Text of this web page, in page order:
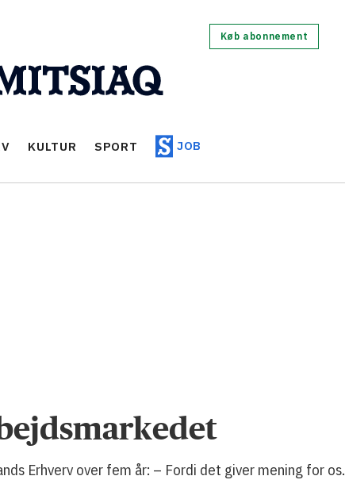
Køb abonnement
KULTUR SPORT JOB
Erhverv over fem år: – Fordi det giver mening for os.